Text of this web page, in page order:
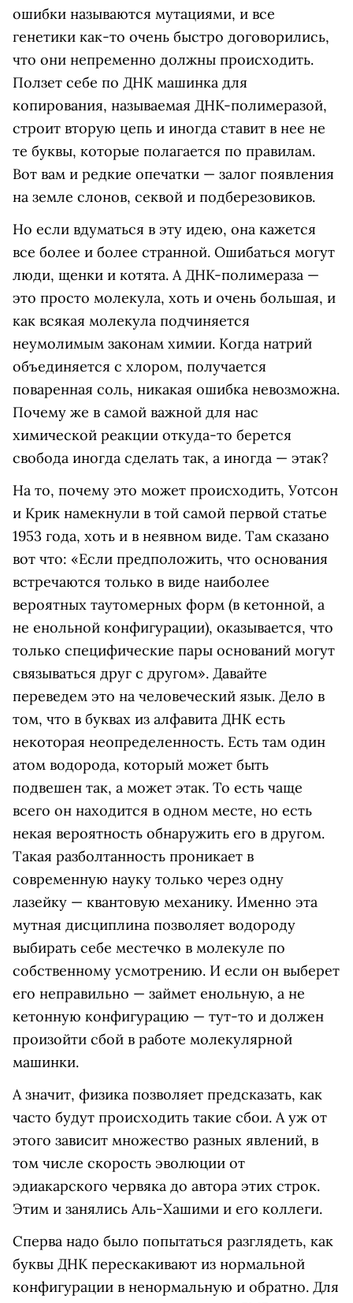
ошибки называются мутациями, и все
генетики как-то очень быстро договорились,
что они непременно должны происходить.
Ползет себе по ДНК машинка для
копирования, называемая ДНК-полимеразой,
строит вторую цепь и иногда ставит в нее не
те буквы, которые полагается по правилам.
Вот вам и редкие опечатки — залог появления
на земле слонов, секвой и подберезовиков.
Но если вдуматься в эту идею, она кажется
все более и более странной. Ошибаться могут
люди, щенки и котята. А ДНК-полимераза —
это просто молекула, хоть и очень большая, и
как всякая молекула подчиняется
неумолимым законам химии. Когда натрий
объединяется с хлором, получается
поваренная соль, никакая ошибка невозможна.
Почему же в самой важной для нас
химической реакции откуда-то берется
свобода иногда сделать так, а иногда — этак?
На то, почему это может происходить, Уотсон
и Крик намекнули в той самой первой статье
1953 года, хоть и в неявном виде. Там сказано
вот что: «Если предположить, что основания
встречаются только в виде наиболее
вероятных таутомерных форм (в кетонной, а
не енольной конфигурации), оказывается, что
только специфические пары оснований могут
связываться друг с другом». Давайте
переведем это на человеческий язык. Дело в
том, что в буквах из алфавита ДНК есть
некоторая неопределенность. Есть там один
атом водорода, который может быть
подвешен так, а может этак. То есть чаще
всего он находится в одном месте, но есть
некая вероятность обнаружить его в другом.
Такая разболтанность проникает в
современную науку только через одну
лазейку — квантовую механику. Именно эта
мутная дисциплина позволяет водороду
выбирать себе местечко в молекуле по
собственному усмотрению. И если он выберет
его неправильно — займет енольную, а не
кетонную конфигурацию — тут-то и должен
произойти сбой в работе молекулярной
машинки.
А значит, физика позволяет предсказать, как
часто будут происходить такие сбои. А уж от
этого зависит множество разных явлений, в
том числе скорость эволюции от
эдиакарского червяка до автора этих строк.
Этим и занялись Аль-Хашими и его коллеги.
Сперва надо было попытаться разглядеть, как
буквы ДНК перескакивают из нормальной
конфигурации в ненормальную и обратно. Для